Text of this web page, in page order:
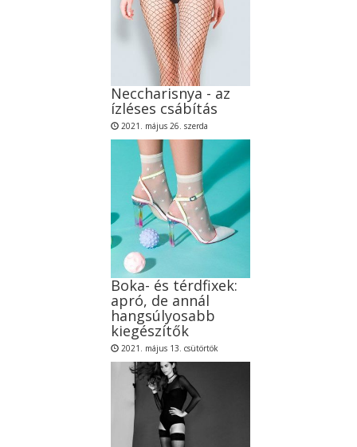
Neccharisnya - az
ízléses csábítás
2021. május 26. szerda
Boka- és térdfixek:
apró, de annál
hangsúlyosabb
kiegészítők
2021. május 13. csütörtök